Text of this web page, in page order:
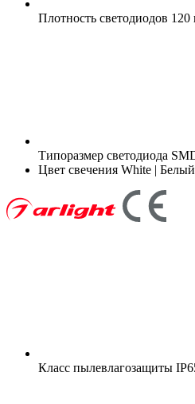
Плотность светодиодов 120
Типоразмер светодиода
Цвет свечения White |
Класс пылевлагозащиты